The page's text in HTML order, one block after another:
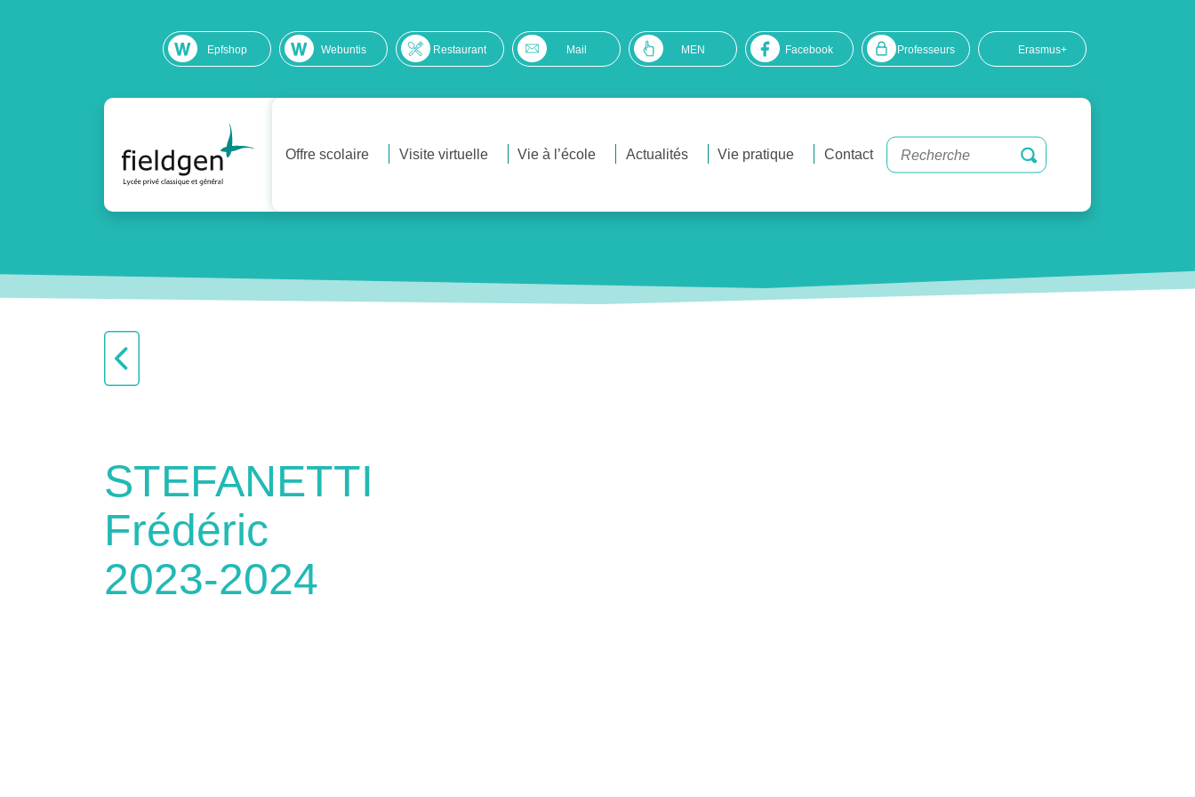
Epfshop Webuntis Restaurant Mail MEN Facebook Professeurs Erasmus+
Offre scolaire Visite virtuelle Vie à l’école Actualités Vie pratique Contact
STEFANETTI
Frédéric
2023-2024